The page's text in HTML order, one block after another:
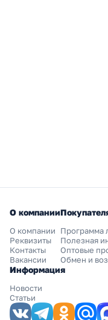
О компании
О компании
Реквизиты
Контакты
Вакансии
Программа
Полезная
Оптовые
Обмен и
Информация
Новости
Статьи